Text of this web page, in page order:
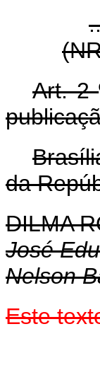
Art. 2
da
DILMA
José
Nelson
Este